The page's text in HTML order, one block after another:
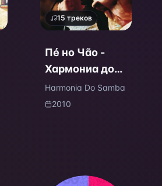
15 треков
Пé но Чãо -
Хармониа до
Самба Ао Виво
Harmonia Do Samba
2010